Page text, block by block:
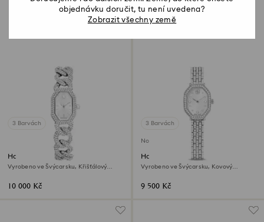
3 Barvách
Hodinky Dextera chain
Vyrobeno ve Švýcarsku, Křišťálový
10 000 Kč
3 Barvách
Novinka
Hodinky Dextera octagon
Vyrobeno ve Švýcarsku, Kovový
9 500 Kč
objednávku doručit, tu není uvedena?
Zobrazit všechny země